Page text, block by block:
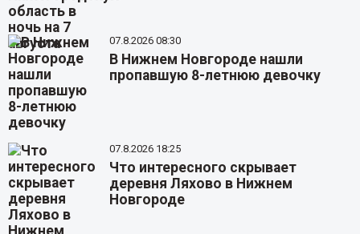
07.8.2026 08:30
В Нижнем Новгороде нашли
пропавшую 8-летнюю девочку
07.8.2026 18:25
Что интересного скрывает
деревня Ляхово в Нижнем
Новгороде